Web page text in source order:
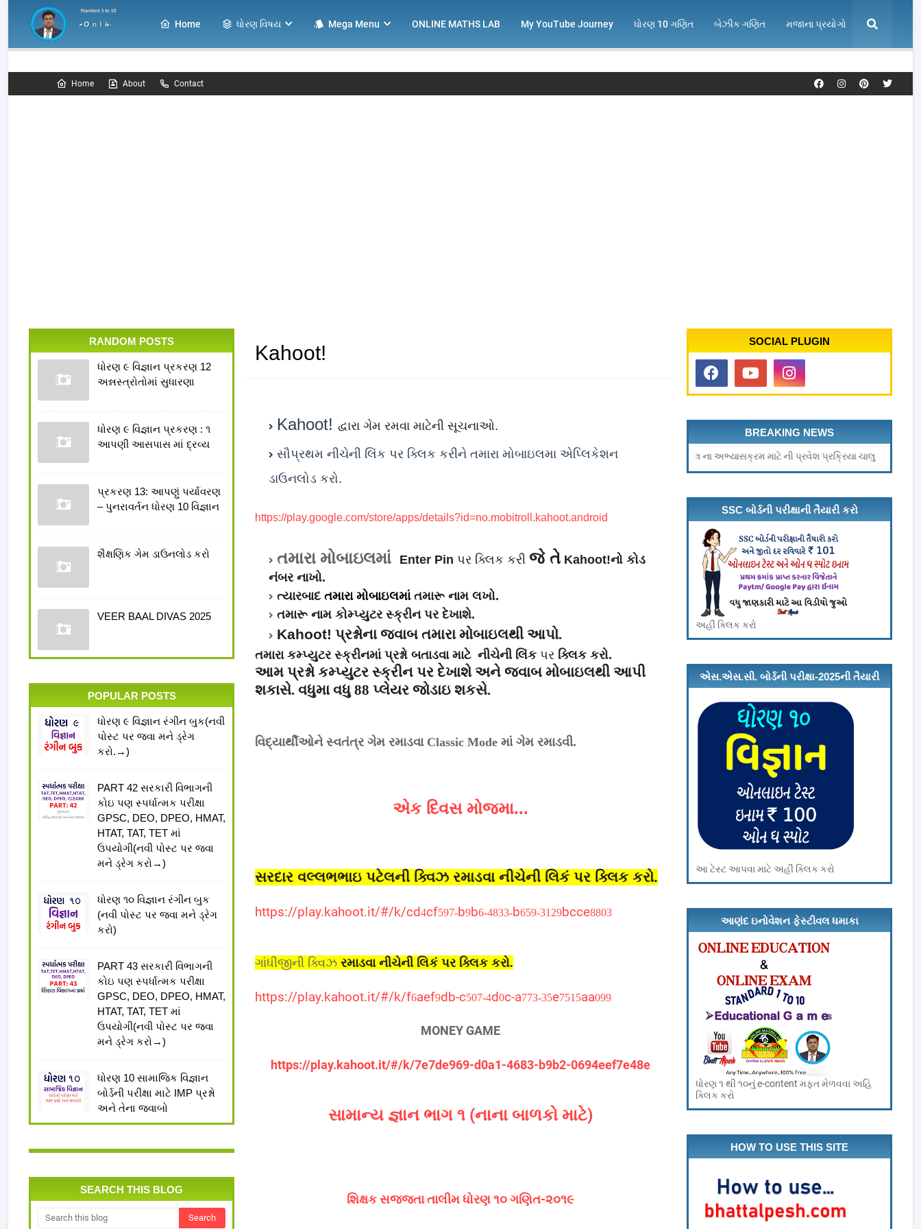
Home ધોરણ વિષય Mega Menu ONLINE MATHS LAB My YouTube Journey ધોરણ 10 ગણિત બેઝીક ગણિત મજાના પ્રયોગો
Home About Contact
RANDOM POSTS
ધોરણ ૯ વિજ્ઞાન પ્રકરણ 12
અન્નસ્ત્રોતોમાં સુધારણા
ધોરણ ૯ વિજ્ઞાન પ્રકરણ : ૧
આપણી આસપાસ માં દ્રવ્ય
પ્રકરણ 13: આપણું પર્યાવરણ
– પુનરાવર્તન ધોરણ 10 વિજ્ઞાન
શૈક્ષણિક ગેમ ડાઉનલોડ કરો
VEER BAAL DIVAS 2025
POPULAR POSTS
ધોરણ ૯ વિજ્ઞાન રંગીન બુક(નવી
પોસ્ટ પર જવા મને ડ્રેગ
કરો.→)
PART 42 સરકારી વિભાગની
કોઇ પણ સ્પર્ધાત્મક પરીક્ષા
GPSC, DEO, DPEO, HMAT,
HTAT, TAT, TET માં
ઉપયોગી(નવી પોસ્ટ પર જવા
મને ડ્રેગ કરો→)
ધોરણ ૧૦ વિજ્ઞાન રંગીન બુક
(નવી પોસ્ટ પર જવા મને ડ્રેગ
કરો)
PART 43 સરકારી વિભાગની
કોઇ પણ સ્પર્ધાત્મક પરીક્ષા
GPSC, DEO, DPEO, HMAT,
HTAT, TAT, TET માં
ઉપયોગી(નવી પોસ્ટ પર જવા
મને ડ્રેગ કરો→)
ધોરણ 10 સામાજિક વિજ્ઞાન
બોર્ડની પરીક્ષા માટે IMP પ્રશ્નો
અને તેના જવાબો
SEARCH THIS BLOG
Kahoot!
Kahoot! દ્વારા ગેમ રમવા માટેની સૂચનાઓ.
સૌપ્રથમ નીચેની લિંક પર ક્લિક કરીને તમારા મોબાઇલમા એપ્લિકેશન
ડાઉનલોડ કરો.
https://play.google.com/store/apps/details?id=no.mobitroll.kahoot.android
તમારા મોબાઇલમાં Enter Pin પર ક્લિક કરી જે તે Kahoot!નો કોડ
નંબર નાખો.
ત્યારબાદ તમારા મોબાઇલમાં તમારૂ નામ લખો.
તમારૂ નામ કોમ્પ્યુટર સ્ક્રીન પર દેખાશે.
Kahoot! પ્રશ્નોના જવાબ તમારા મોબાઇલથી આપો.
તમારા કમ્પ્યુટર સ્ક્રીનમાં પ્રશ્નો બતાડવા માટે નીચેની લિંક પર ક્લિક કરો.
આમ પ્રશ્નો કમ્પ્યુટર સ્ક્રીન પર દેખાશે અને જવાબ મોબાઇલથી આપી
શકાસે. વધુમા વધુ 88 પ્લેયર જોડાઇ શકસે.
વિદ્યાર્થીઓને સ્વતંત્ર ગેમ રમાડવા Classic Mode માં ગેમ રમાડવી.
એક દિવસ મોજમા...
સરદાર વલ્લભભાઇ પટેલની ક્વિઝ રમાડવા નીચેની લિકં પર ક્લિક કરો.
https://play.kahoot.it/#/k/cd4cf597-b9b6-4833-b659-3129bcce8803
ગાંધીજીની ક્વિઝ રમાડવા નીચેની લિકં પર ક્લિક કરો.
https://play.kahoot.it/#/k/f6aef9db-c507-4d0c-a773-35e7515aa099
MONEY GAME
https://play.kahoot.it/#/k/7e7de969-d0a1-4683-b9b2-0694eef7e48e
સામાન્ય જ્ઞાન ભાગ ૧ (નાના બાળકો માટે)
શિક્ષક સજ્જતા તાલીમ ધોરણ ૧૦ ગણિત-૨૦૧૯
SOCIAL PLUGIN
BREAKING NEWS
વર્ષ ૨૦૨૫-૨૬ ના નર્સિંગ, ફિઝિયોથેરાપી અને પેરામેડીકલ ના અભ્યાસક્રમ માટે ની પ્રવેશ પ્રક્રિયા ચાલુ
SSC બોર્ડની પરીક્ષાની તૈયારી કરો
અહીં ક્લિક કરો
એસ.એસ.સી. બોર્ડની પરીક્ષા-2025ની તૈયારી
આ ટેસ્ટ આપવા માટે અહીં ક્લિક કરો
આણંદ ઇનોવેશન ફેસ્ટીવલ ધમાકા
ધોરણ ૧ થી ૧૦નું e-content મફત મેળવવા અહિ
ક્લિક કરો
HOW TO USE THIS SITE